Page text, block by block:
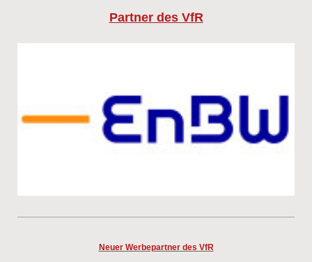
Partner des VfR
Neuer Werbepartner des VfR